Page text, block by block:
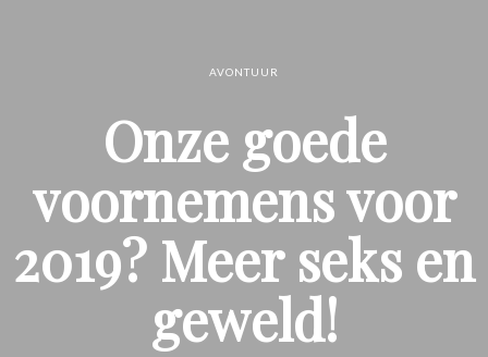
AVONTUUR
Onze goede
voornemens voor
2019? Meer seks en
geweld!